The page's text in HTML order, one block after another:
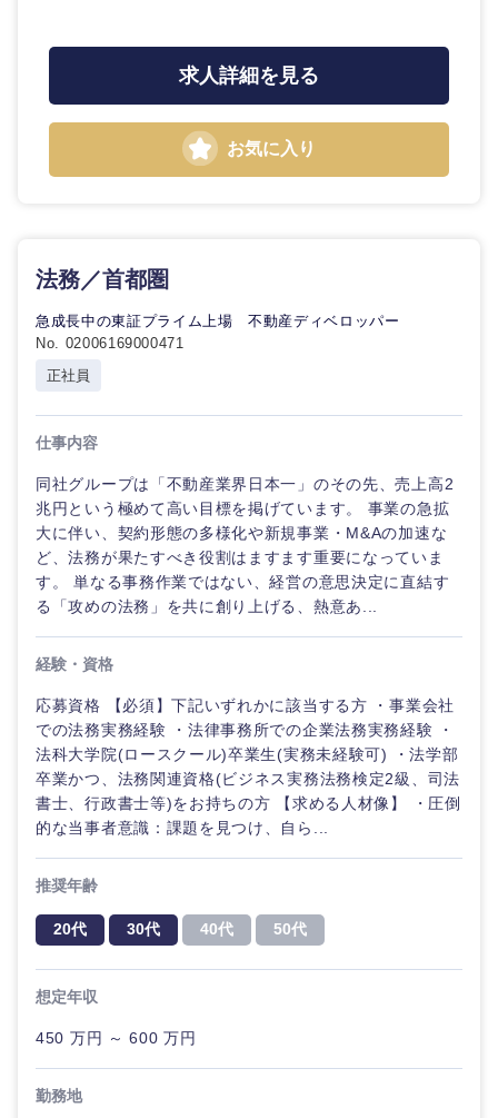
中国・四国地方
鳥取県 島根県
香川県 愛媛県
求人詳細を見る
お気に入り
法務／首都圏
急成長中の東証プライム上場 不動産ディベロッパー
No. 02006169000471
正社員
仕事内容
同社グループは「不動産業界日本一」のその先、売上高2
兆円という極めて高い目標を掲げています。 事業の急拡
大に伴い、契約形態の多様化や新規事業・M&Aの加速な
ど、法務が果たすべき役割はますます重要になっていま
す。 単なる事務作業ではない、経営の意思決定に直結す
る「攻めの法務」を共に創り上げる、熱意あ...
経験・資格
応募資格 【必須】下記いずれかに該当する方 ・事業会社
での法務実務経験 ・法律事務所での企業法務実務経験 ・
法科大学院(ロースクール)卒業生(実務未経験可) ・法学部
卒業かつ、法務関連資格(ビジネス実務法務検定2級、司法
書士、行政書士等)をお持ちの方 【求める人材像】 ・圧倒
的な当事者意識：課題を見つけ、自ら...
推奨年齢
20代 30代 40代 50代
想定年収
450 万円 ～ 600 万円
勤務地